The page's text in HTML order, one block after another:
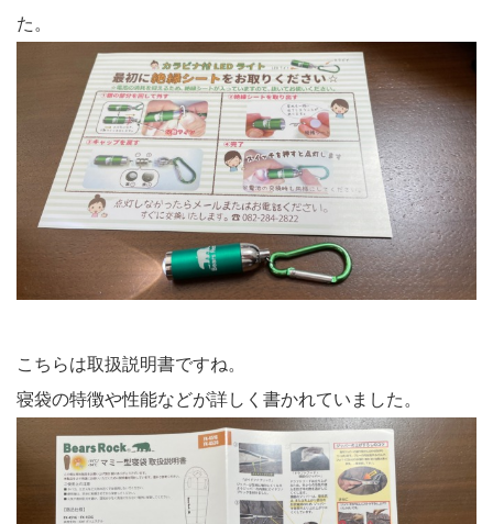
た。
こちらは取扱説明書ですね。
寝袋の特徴や性能などが詳しく書かれていました。